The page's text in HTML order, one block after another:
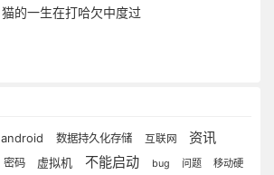
猫的一生在打哈欠中度过
android 数据持久化存储 互联网 资讯
密码 虚拟机 不能启动 bug 问题
移动硬